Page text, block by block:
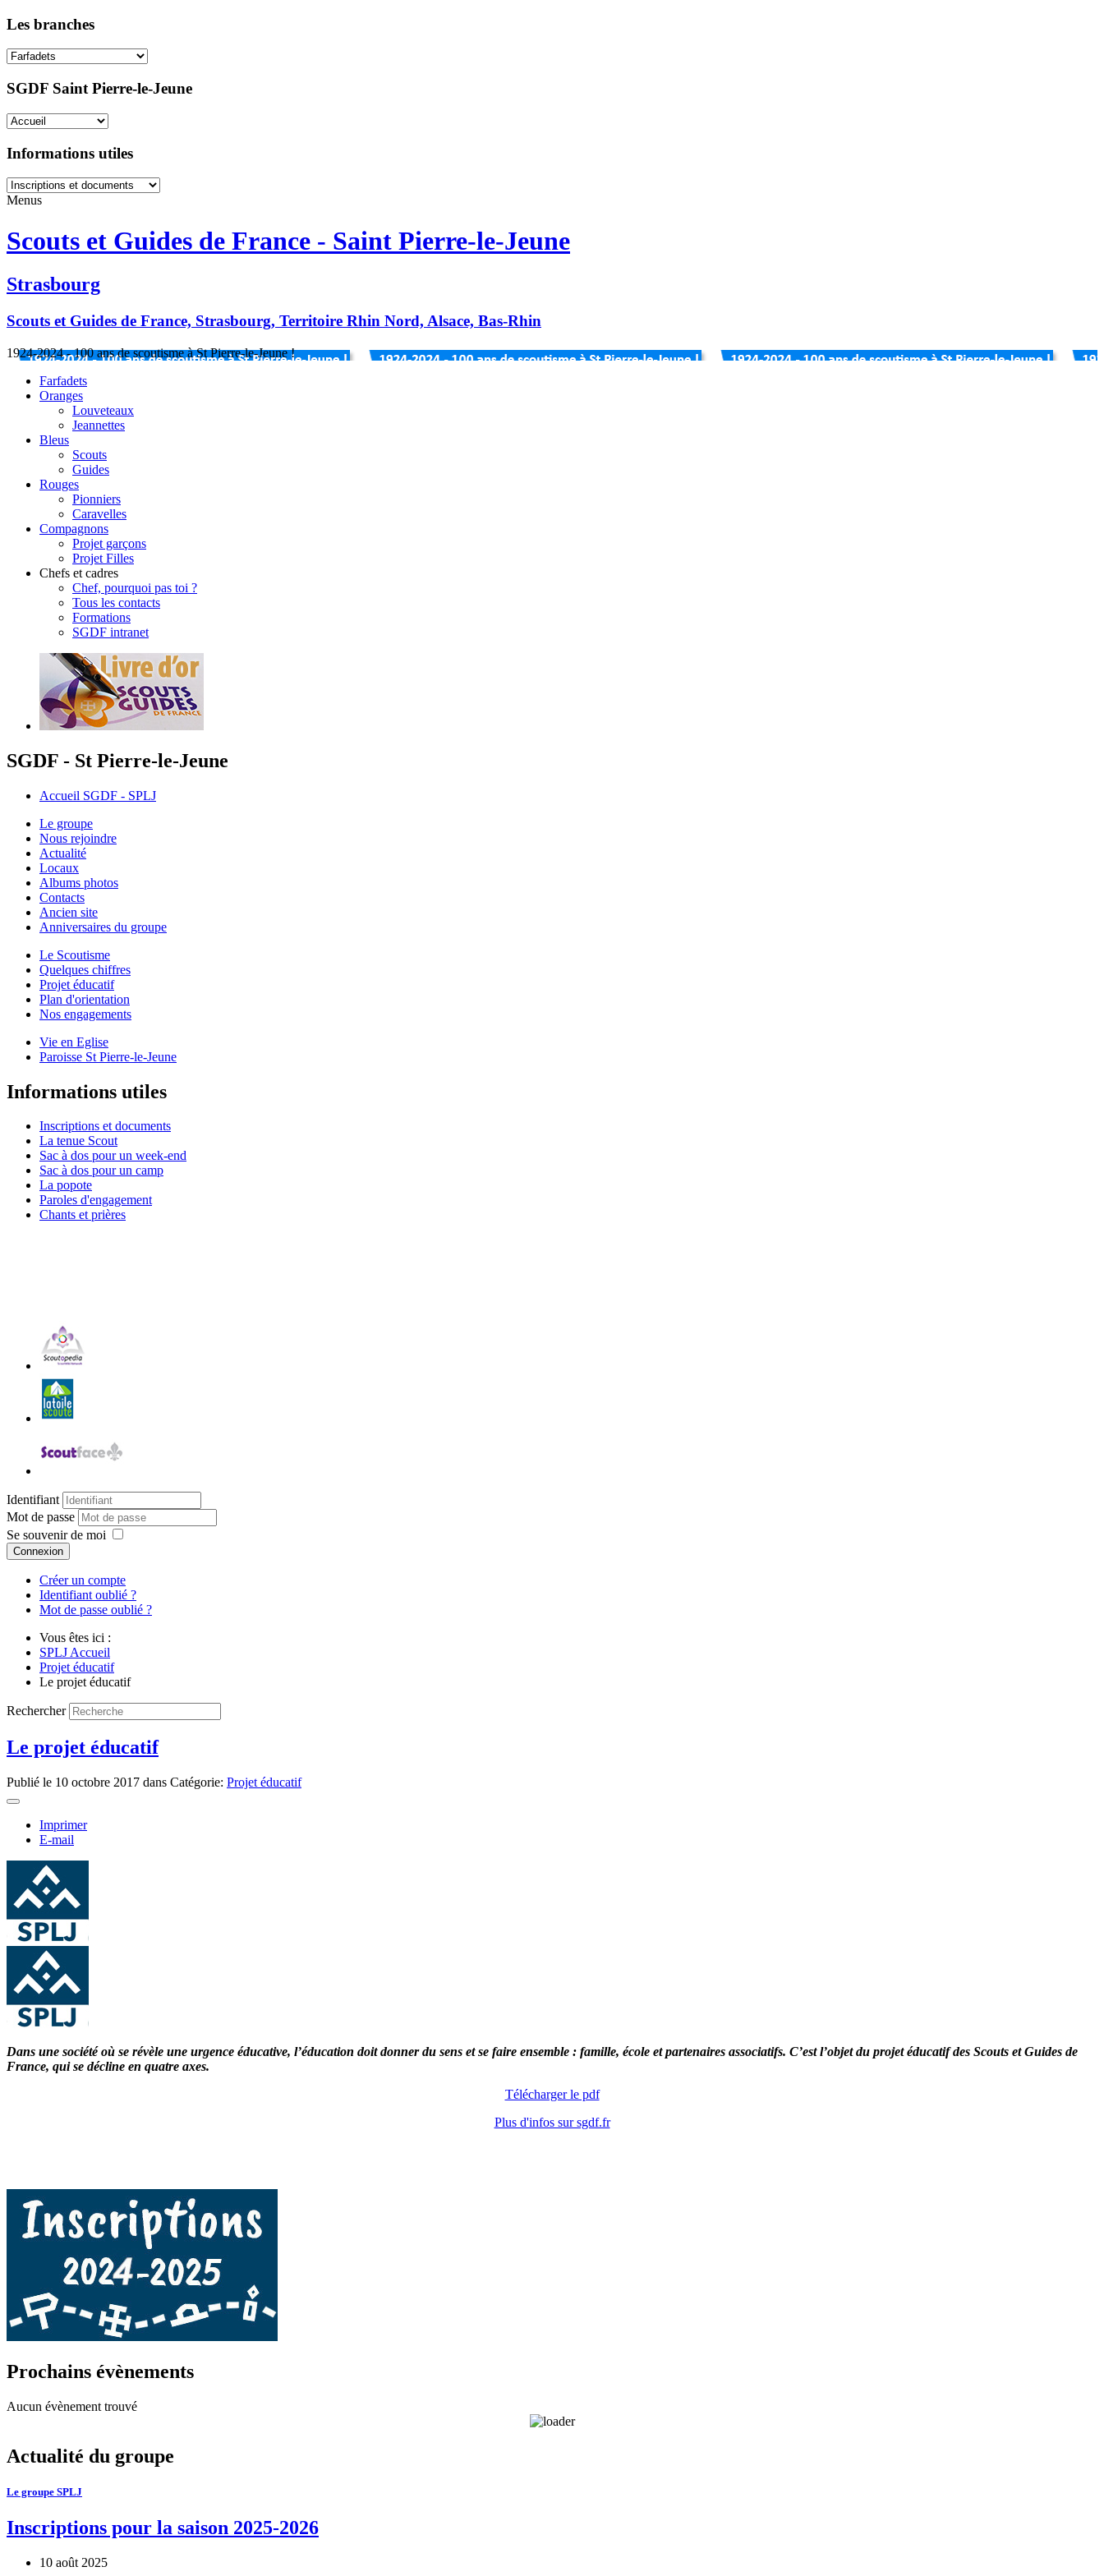
Les branches
SGDF Saint Pierre-le-Jeune
Informations utiles
Menus
Scouts et Guides de France - Saint Pierre-le-Jeune
Strasbourg
Scouts et Guides de France, Strasbourg, Territoire Rhin Nord, Alsace, Bas-Rhin
1924-2024 - 100 ans de scoutisme à St Pierre-le-Jeune !
Farfadets
Oranges
Louveteaux
Jeannettes
Bleus
Scouts
Guides
Rouges
Pionniers
Caravelles
Compagnons
Projet garçons
Projet Filles
Chefs et cadres
Chef, pourquoi pas toi ?
Tous les contacts
Formations
SGDF intranet
SGDF - St Pierre-le-Jeune
Accueil SGDF - SPLJ
Le groupe
Nous rejoindre
Actualité
Locaux
Albums photos
Contacts
Ancien site
Anniversaires du groupe
Le Scoutisme
Quelques chiffres
Projet éducatif
Plan d'orientation
Nos engagements
Vie en Eglise
Paroisse St Pierre-le-Jeune
Informations utiles
Inscriptions et documents
La tenue Scout
Sac à dos pour un week-end
Sac à dos pour un camp
La popote
Paroles d'engagement
Chants et prières
Identifiant
Mot de passe
Se souvenir de moi
Connexion
Créer un compte
Identifiant oublié ?
Mot de passe oublié ?
Vous êtes ici :
SPLJ Accueil
Projet éducatif
Le projet éducatif
Rechercher
Le projet éducatif
Publié le 10 octobre 2017 dans Catégorie: Projet éducatif
Imprimer
E-mail
Dans une société où se révèle une urgence éducative, l’éducation doit donner du sens et se faire ensemble : famille, école et partenaires associatifs. C’est l’objet du projet éducatif des Scouts et Guides de
France, qui se décline en quatre axes.
Télécharger le pdf
Plus d'infos sur sgdf.fr
Prochains évènements
Aucun évènement trouvé
Actualité du groupe
Le groupe SPLJ
Inscriptions pour la saison 2025-2026
10 août 2025